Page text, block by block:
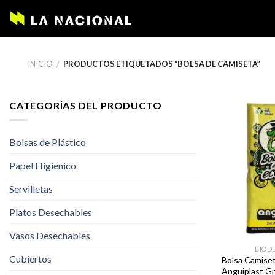
content
INICIO / PRODUCTOS ETIQUETADOS “BOLSA DE CAMISETA”
CATEGORÍAS DEL PRODUCTO
Bolsas de Plástico
Papel Higiénico
Servilletas
Platos Desechables
Vasos Desechables
Cubiertos
Bolsa
Anguiplast